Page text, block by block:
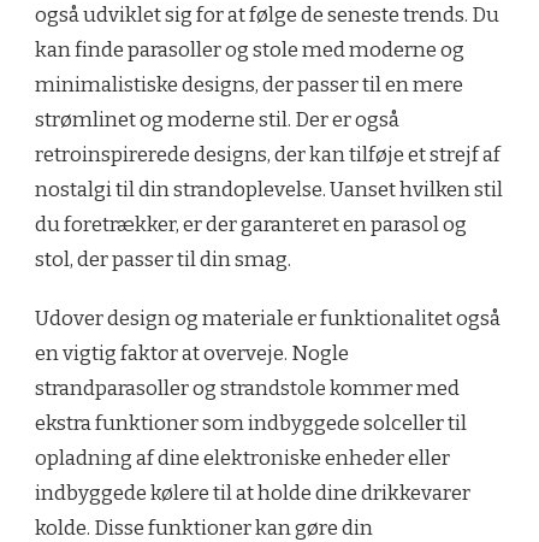
også udviklet sig for at følge de seneste trends. Du
kan finde parasoller og stole med moderne og
minimalistiske designs, der passer til en mere
strømlinet og moderne stil. Der er også
retroinspirerede designs, der kan tilføje et strejf af
nostalgi til din strandoplevelse. Uanset hvilken stil
du foretrækker, er der garanteret en parasol og
stol, der passer til din smag.
Udover design og materiale er funktionalitet også
en vigtig faktor at overveje. Nogle
strandparasoller og strandstole kommer med
ekstra funktioner som indbyggede solceller til
opladning af dine elektroniske enheder eller
indbyggede kølere til at holde dine drikkevarer
kolde. Disse funktioner kan gøre din